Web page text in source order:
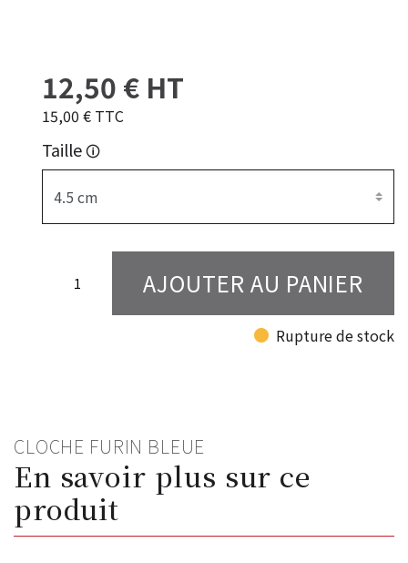
12,50 € HT
15,00 € TTC
Taille🛈
AJOUTER AU PANIER
fiber_manual_record Rupture de stock
CLOCHE FURIN BLEUE
En savoir plus sur ce
produit